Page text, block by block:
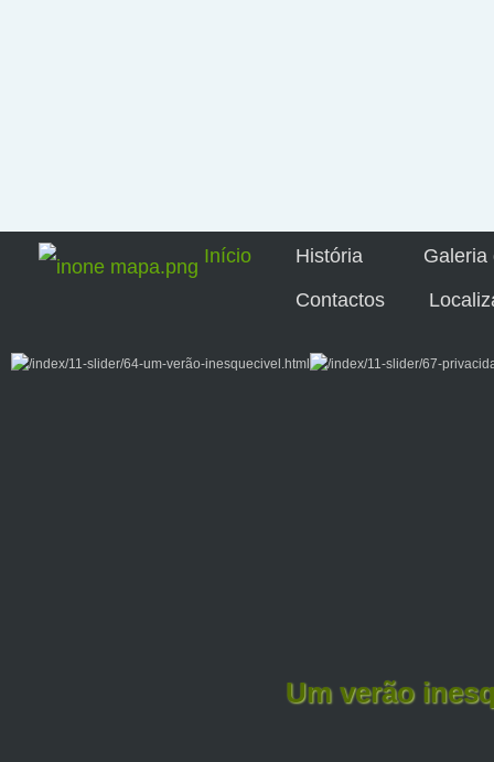
Início História
Galeria
Contactos
Um verão